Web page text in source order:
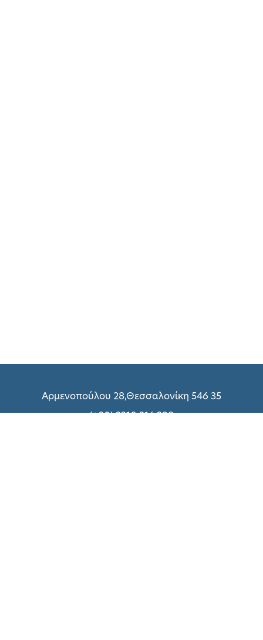
Αρμενοπούλου 28,Θεσσαλονίκη 546 35